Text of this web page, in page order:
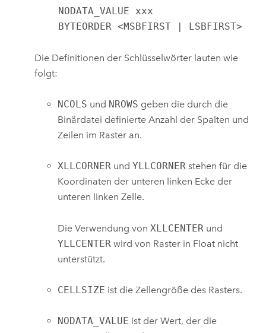
    BYTEORDER <MSBFIRST | LSBFIRST>
Die Definitionen der Schlüsselwörter lauten wie
folgt:
NCOLS und NROWS geben die durch die
Binärdatei definierte Anzahl der Spalten und
Zeilen im Raster an.
XLLCORNER undYLLCORNER stehen für die
Koordinaten der unteren linken Ecke der
unteren linken Zelle.
Die Verwendung von XLLCENTER und
YLLCENTER wird von Raster in Float nicht
unterstützt.
CELLSIZE ist die Zellengröße des Rasters.
NODATA_VALUE ist der Wert, der die